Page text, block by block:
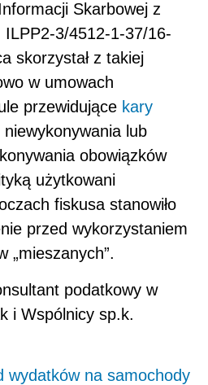
Skarbowej z
3/4512-1-37/16-
skorzystał z takiej
w umowach
przewidujące kary
niewykonywania lub
obowiązków
użytkowani
fiskusa stanowiło
przed wykorzystaniem
„mieszanych”.
podatkowy w
i Wspólnicy sp.k.
wydatków na samochody